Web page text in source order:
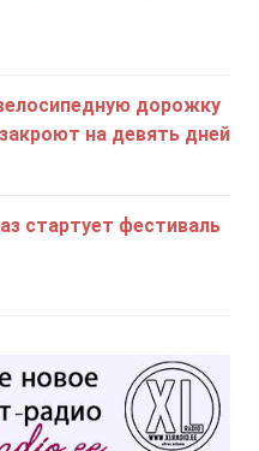
дорожку
на девять дней
стартует фестиваль